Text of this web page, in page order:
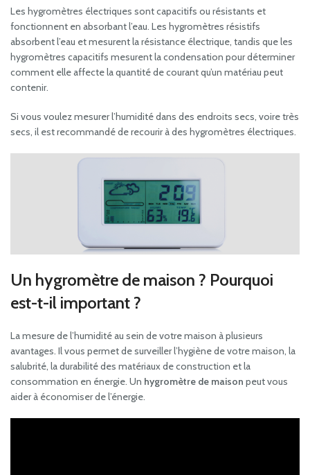
Les hygromètres électriques sont capacitifs ou résistants et
fonctionnent en absorbant l’eau. Les hygromètres résistifs
absorbent l’eau et mesurent la résistance électrique, tandis que les
hygromètres capacitifs mesurent la condensation pour déterminer
comment elle affecte la quantité de courant qu’un matériau peut
contenir.
Si vous voulez mesurer l’humidité dans des endroits secs, voire très
secs, il est recommandé de recourir à des hygromètres électriques.
Un hygromètre de maison ? Pourquoi
est-t-il important ?
La mesure de l’humidité au sein de votre maison à plusieurs
avantages. Il vous permet de surveiller l’hygiène de votre maison, la
salubrité, la durabilité des matériaux de construction et la
consommation en énergie. Un hygromètre de maison peut vous
aider à économiser de l’énergie.